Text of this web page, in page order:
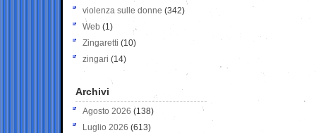
violenza sulle donne (342)
Web (1)
Zingaretti (10)
zingari (14)
Archivi
Agosto 2026 (138)
Luglio 2026 (613)